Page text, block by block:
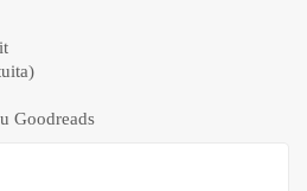
Goodreads